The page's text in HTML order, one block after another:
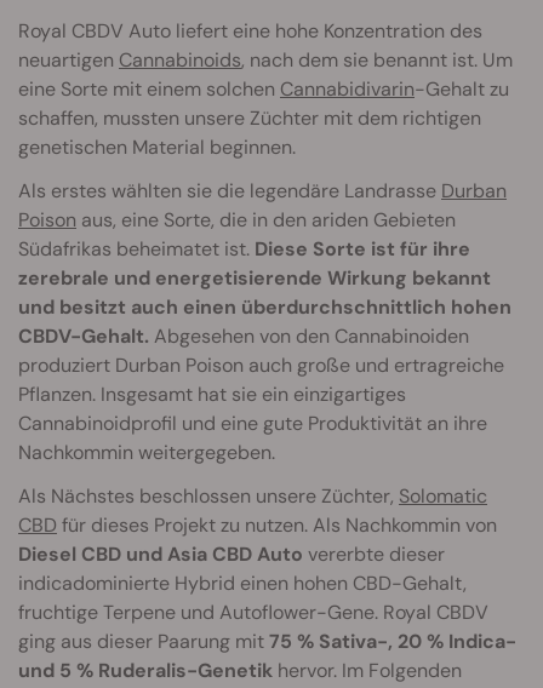
Royal CBDV Auto liefert eine hohe Konzentration des
neuartigen Cannabinoids, nach dem sie benannt ist. Um
eine Sorte mit einem solchen Cannabidivarin-Gehalt zu
schaffen, mussten unsere Züchter mit dem richtigen
genetischen Material beginnen.
Als erstes wählten sie die legendäre Landrasse Durban
Poison aus, eine Sorte, die in den ariden Gebieten
Südafrikas beheimatet ist. Diese Sorte ist für ihre
zerebrale und energetisierende Wirkung bekannt
und besitzt auch einen überdurchschnittlich hohen
CBDV-Gehalt. Abgesehen von den Cannabinoiden
produziert Durban Poison auch große und ertragreiche
Pflanzen. Insgesamt hat sie ein einzigartiges
Cannabinoidprofil und eine gute Produktivität an ihre
Nachkommin weitergegeben.
Als Nächstes beschlossen unsere Züchter, Solomatic
CBD für dieses Projekt zu nutzen. Als Nachkommin von
Diesel CBD und Asia CBD Auto vererbte dieser
indicadominierte Hybrid einen hohen CBD-Gehalt,
fruchtige Terpene und Autoflower-Gene. Royal CBDV
ging aus dieser Paarung mit75 % Sativa-, 20 % Indica-
und 5 % Ruderalis-Genetik hervor. Im Folgenden